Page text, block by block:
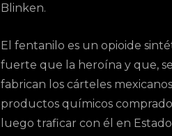
Blinken.
El fentanilo es un opioide
fuerte que la heroína y que,
fabrican los cárteles
productos químicos
luego traficar con él en